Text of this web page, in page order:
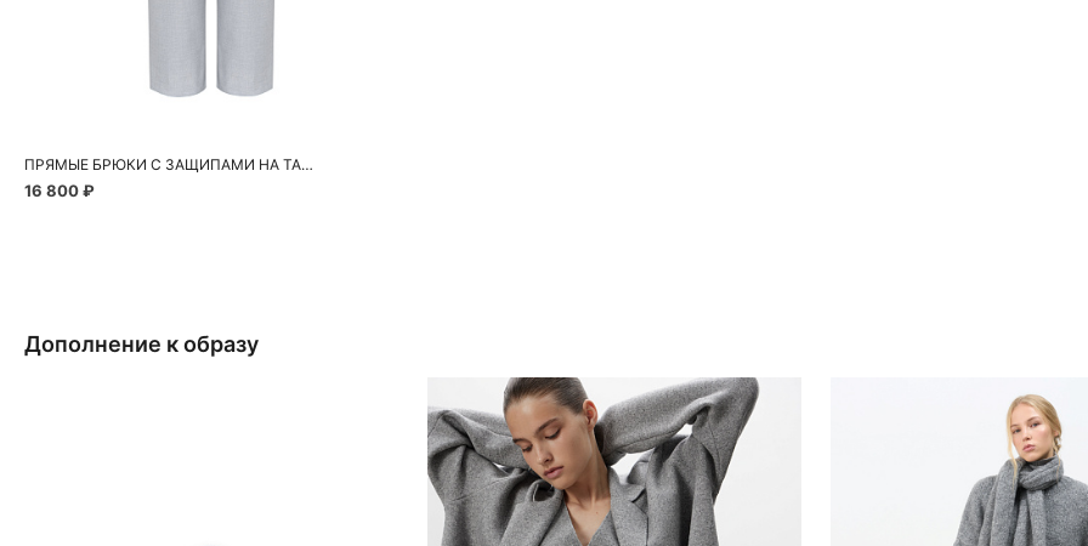
ПРЯМЫЕ БРЮКИ С ЗАЩИПАМИ НА ТАЛИИ
16 800 ₽
Дополнение к образу